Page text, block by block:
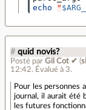
echo
"
# quid novis?
Posté par Gil Cot ✔ (
12:42. Évalué à 3.
Pour les personnes
journal, il aurait été
les futures